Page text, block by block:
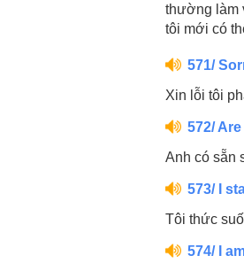
thường làm
tôi mới có
571/
Xin lỗi tôi
572/
Anh có sẵn
573/ I
Tôi thức
574/ I